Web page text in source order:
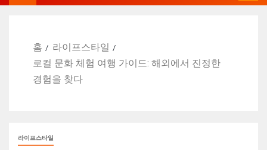
홈
라이프스타일
로컬 문화 체험 여행 가이드: 해외에서 진정한
경험을 찾다
라이프스타일